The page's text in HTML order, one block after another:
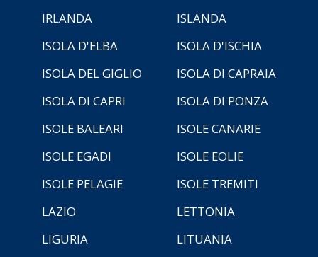
IRLANDA
ISLANDA
ISOLA D'ELBA
ISOLA D'ISCHIA
ISOLA DEL GIGLIO
ISOLA DI CAPRAIA
ISOLA DI CAPRI
ISOLA DI PONZA
ISOLE BALEARI
ISOLE CANARIE
ISOLE EGADI
ISOLE EOLIE
ISOLE PELAGIE
ISOLE TREMITI
LAZIO
LETTONIA
LIGURIA
LITUANIA